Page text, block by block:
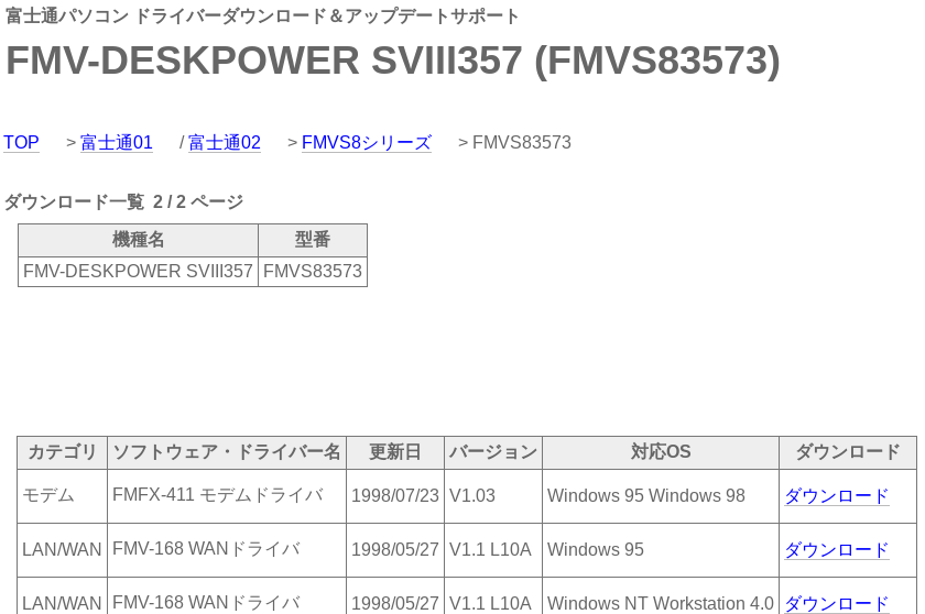
富士通パソコン ドライバーダウンロード＆アップデートサポート
FMV-DESKPOWER SVIII357 (FMVS83573)
TOP > 富士通01 /富士通02 > FMVS8シリーズ > FMVS83573
ダウンロード一覧 2 / 2 ページ
機種名
型番
FMV-DESKPOWER SVIII357
FMVS83573
カテゴリ ソフトウェア・ドライバー名 更新日 バージョン 対応OS ダウンロード
モデム FMFX-411 モデムドライバ 1998/07/23 V1.03 Windows 95 Windows 98 ダウンロード
LAN/WAN FMV-168 WANドライバ 1998/05/27 V1.1 L10A Windows 95 ダウンロード
LAN/WAN FMV-168 WANドライバ 1998/05/27 V1.1 L10A Windows NT Workstation 4.0 ダウンロード